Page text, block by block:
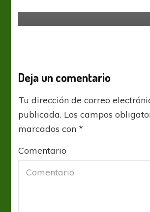
Deja un comentario
Tu dirección de correo
publicada. Los campos
marcados con*
Comentario